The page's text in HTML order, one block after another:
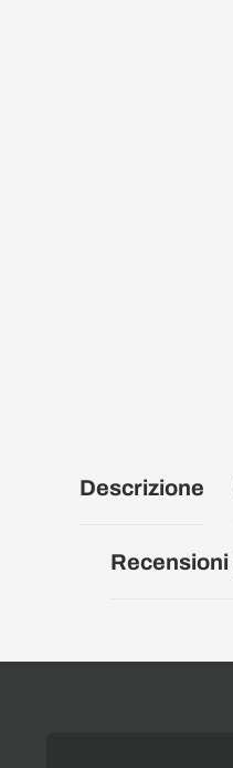
Descrizione
Recensioni